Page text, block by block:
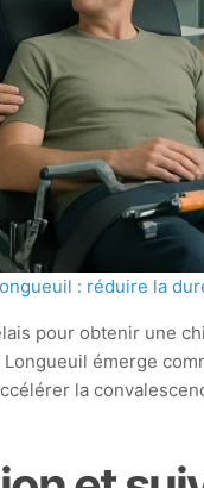
: réduire la
pour obtenir une
émerge
la